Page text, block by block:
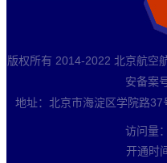
版权所有 2014-2022 北京航空
安备案
地址：北京市海淀区学院路
访问量：
开通时